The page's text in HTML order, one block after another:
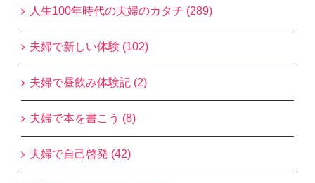
人生100年時代の夫婦のカタチ (289)
夫婦で新しい体験 (102)
夫婦で昼飲み体験記 (2)
夫婦で本を書こう (8)
夫婦で自己啓発 (42)